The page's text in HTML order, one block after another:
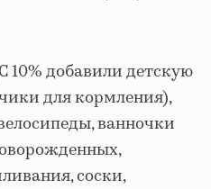
10% добавили детскую
для кормления),
ванночки
соски,